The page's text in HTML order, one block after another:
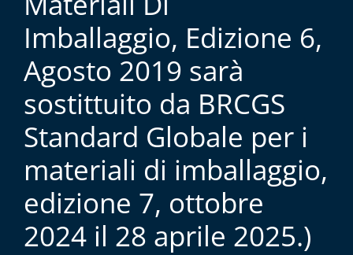
Imballaggio, Edizione 6,
Agosto 2019 sarà
sostittuito da BRCGS
Standard Globale per i
materiali di imballaggio,
edizione 7, ottobre
2024 il 28 aprile 2025.)